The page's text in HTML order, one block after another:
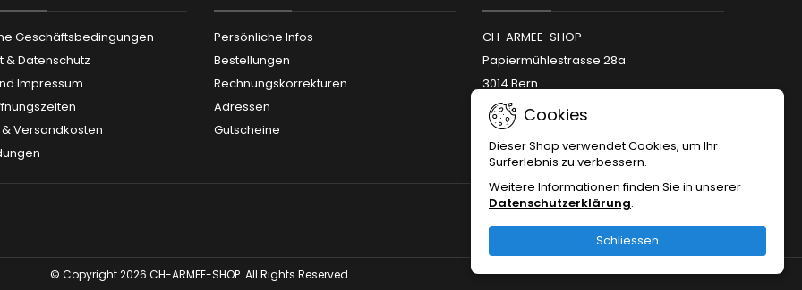
Geschäftsbedingungen
& Datenschutz
Impressum
Versandkosten
Persönliche Infos
Bestellungen
Rechnungskorrekturen
Adressen
Gutscheine
CH-ARMEE-SHOP
Papiermühlestrasse 28a
3014 Bern
Telefon:+41 (0)31 312 12 66
Email:
Cookies
Dieser Shop verwendet Cookies, um Ihr
Surferlebnis zu verbessern.
Weitere Informationen finden Sie in unserer
Datenschutzerklärung.
Schliessen
© Copyright 2026 CH-ARMEE-SHOP. All Rights Reserved.